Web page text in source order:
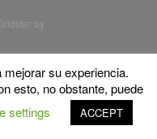
by
su experiencia.
esto, no obstante, puede
settings ACCEPT